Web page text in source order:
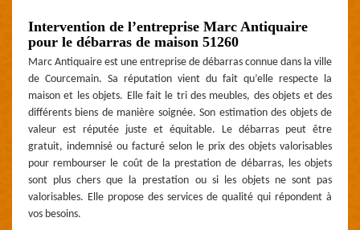
Intervention de l’entreprise Marc Antiquaire
pour le débarras de maison 51260
Marc Antiquaire est une entreprise de débarras connue dans la ville
de Courcemain. Sa réputation vient du fait qu’elle respecte la
maison et les objets. Elle fait le tri des meubles, des objets et des
différents biens de manière soignée. Son estimation des objets de
valeur est réputée juste et équitable. Le débarras peut être
gratuit, indemnisé ou facturé selon le prix des objets valorisables
pour rembourser le coût de la prestation de débarras, les objets
sont plus chers que la prestation ou si les objets ne sont pas
valorisables. Elle propose des services de qualité qui répondent à
vos besoins.